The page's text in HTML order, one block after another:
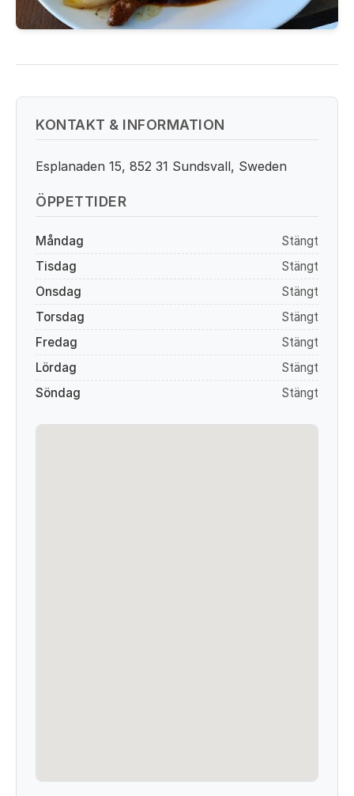
KONTAKT & INFORMATION
Esplanaden 15, 852 31 Sundsvall, Sweden
ÖPPETTIDER
Måndag
Stängt
Tisdag
Stängt
Onsdag
Stängt
Torsdag
Stängt
Fredag
Stängt
Lördag
Stängt
Söndag
Stängt